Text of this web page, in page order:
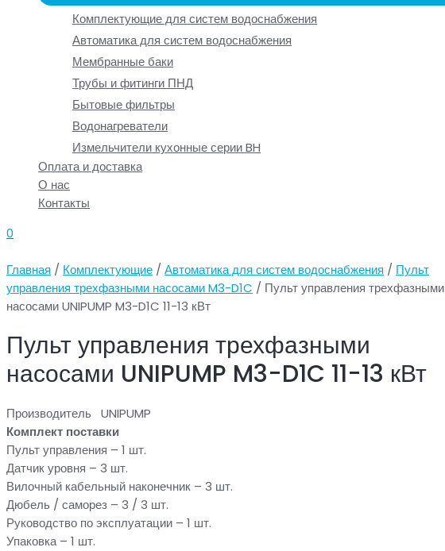
Комплектующие для систем водоснабжения
Автоматика для систем водоснабжения
Мембранные баки
Трубы и фитинги ПНД
Бытовые фильтры
Водонагреватели
Измельчители кухонные серии BH
Оплата и доставка
О нас
Контакты
0
Главная / Комплектующие / Автоматика для систем водоснабжения / Пульт
управления трехфазными насосами M3-D1C / Пульт управления трехфазными
насосами UNIPUMP M3-D1C 11-13 кВт
Пульт управления трехфазными
насосами UNIPUMP M3-D1C 11-13 кВт
Производитель UNIPUMP
Комплект поставки
Пульт управления – 1 шт.
Датчик уровня – 3 шт.
Вилочный кабельный наконечник – 3 шт.
Дюбель / саморез – 3 / 3 шт.
Руководство по эксплуатации – 1 шт.
Упаковка – 1 шт.